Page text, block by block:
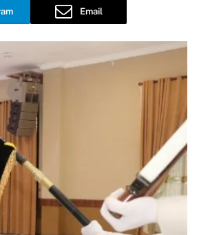
Email